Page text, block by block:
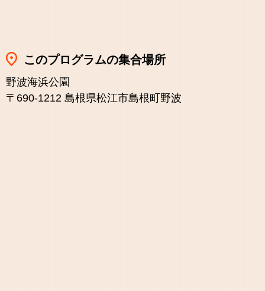
このプログラムの集合場所
野波海浜公園
〒690-1212 島根県松江市島根町野波